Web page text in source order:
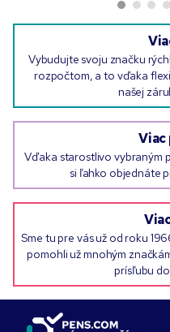
Vybudujte svoju značku
rozpočtom, a to vďaka
našej
Viac
Vďaka starostlivo vybraným
si ľahko objednáte
Sme tu pre vás už od roku
pomohli už mnohým
prísľubu